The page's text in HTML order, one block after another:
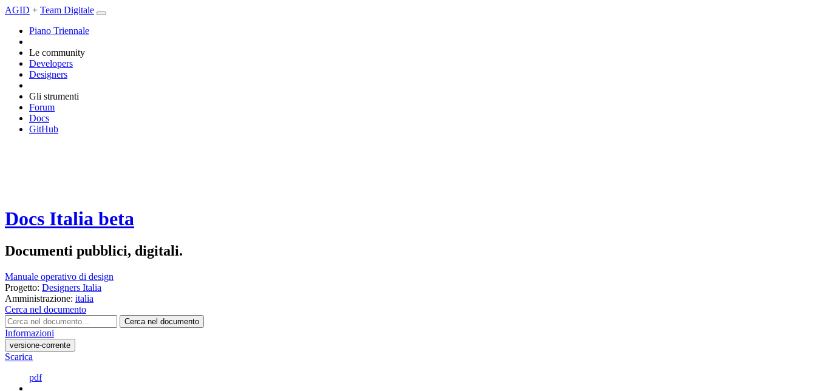
AGID + Team Digitale
Piano Triennale
Le community
Developers
Designers
Gli strumenti
Forum
Docs
GitHub
Docs Italia beta
Documenti pubblici, digitali.
Manuale operativo di design
Progetto: Designers Italia
Amministrazione: italia
Cerca nel documento
Cerca nel documento
Informazioni
versione-corrente
Scarica
pdf